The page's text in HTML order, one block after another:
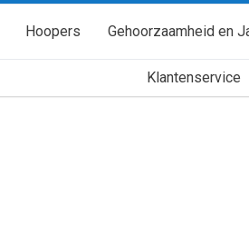
Hoopers Gehoorzaamheid en
Klantenservice